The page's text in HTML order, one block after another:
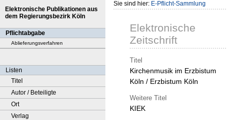
Elektronische Publikationen aus
dem Regierungsbezirk Köln
Pflichtabgabe
Ablieferungsverfahren
Listen
Titel
Autor / Beteiligte
Ort
Verlag
Sie sind hier: E-Pflicht-Sammlung
Elektronische
Zeitschrift
Titel
Kirchenmusik im Erzbistum
Köln / Erzbistum Köln
Weitere Titel
KIEK